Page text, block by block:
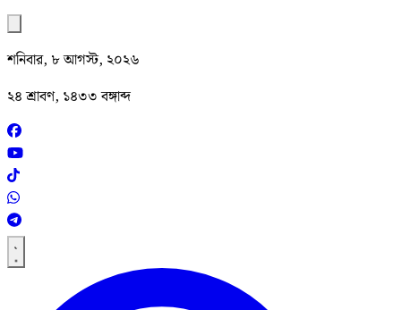
শনিবার, ৮ আগস্ট, ২০২৬
২৪ শ্রাবণ, ১৪৩৩ বঙ্গাব্দ